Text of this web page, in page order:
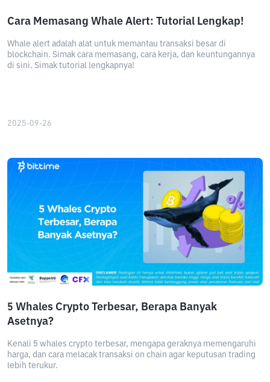
Cara Memasang Whale Alert: Tutorial Lengkap!
Whale alert adalah alat untuk memantau transaksi besar di
blockchain. Simak cara memasang, cara kerja, dan keuntungannya
di sini. Simak tutorial lengkapnya!
2025-09-26
5 Whales Crypto Terbesar, Berapa Banyak
Asetnya?
Kenali 5 whales crypto terbesar, mengapa geraknya memengaruhi
harga, dan cara melacak transaksi on chain agar keputusan trading
lebih terukur.